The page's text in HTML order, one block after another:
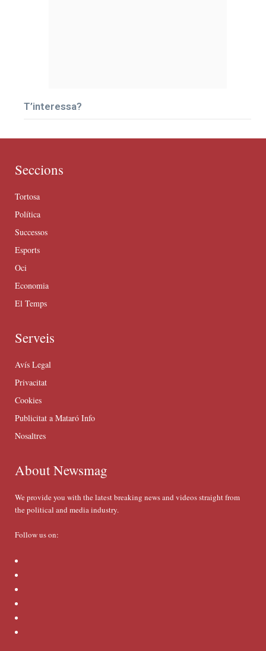
T’interessa?
Seccions
Tortosa
Política
Successos
Esports
Oci
Economia
El Temps
Serveis
Avís Legal
Privacitat
Cookies
Publicitat a Mataró Info
Nosaltres
About Newsmag
We provide you with the latest breaking news and videos straight from
the political and media industry.
Follow us on: